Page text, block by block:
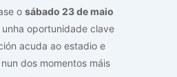
o sábado 23 de maio
unha oportunidade clave
acuda ao estadio e
dos momentos máis